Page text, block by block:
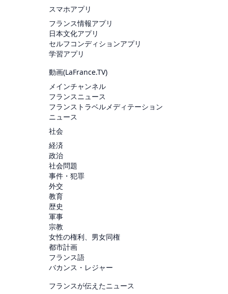
スマホアプリ
フランス情報アプリ
日本文化アプリ
セルフコンディションアプリ
学習アプリ
動画(LaFrance.TV)
メインチャンネル
フランスニュース
フランストラベルメディテーション
ニュース
社会
経済
政治
社会問題
事件・犯罪
外交
教育
歴史
軍事
宗教
女性の権利、男女同権
都市計画
フランス語
バカンス・レジャー
フランスが伝えたニュース